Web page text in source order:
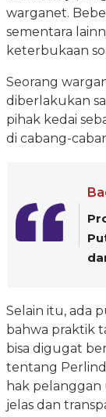
warganet.
sementara
keterbukaan
Seorang
diberlakukan
pihak kedai
di cabang-
Selain itu, ada
bahwa praktik
bisa digugat
tentang
hak
jelas dan